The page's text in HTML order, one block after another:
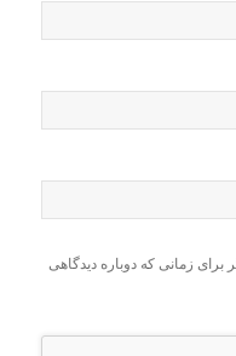
زمانی که دوباره دیدگاهی